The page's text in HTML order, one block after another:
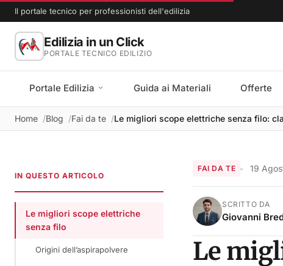
Il portale tecnico per professionisti dell'edilizia
Edilizia in un Click
PORTALE TECNICO EDILIZIO
Portale Edilizia Guida ai Materiali Offerte
Home Blog Fai da te Le migliori scope elettriche senza filo:
IN QUESTO ARTICOLO
Le migliori scope elettriche
senza filo
Origini dell’aspirapolvere
FAI DA TE 19
SCRITTO DA
Giovanni
Le